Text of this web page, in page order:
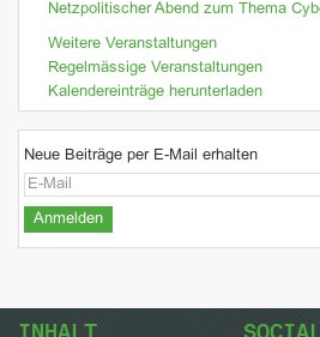
Netzpolitischer Abend zum Thema
Weitere Veranstaltungen
Regelmässige Veranstaltungen
Kalendereinträge herunterladen
Neue Beiträge per E-Mail erhalten
INHALT